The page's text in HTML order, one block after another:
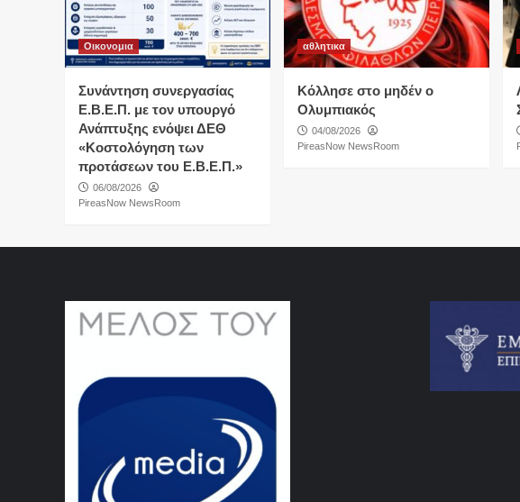
Οικονομια
Συνάντηση συνεργασίας
Ε.Β.Ε.Π. με τον υπουργό
Ανάπτυξης ενόψει ΔΕΘ
«Κοστολόγηση των
προτάσεων του Ε.Β.Ε.Π.»
06/08/2026
PireasNow NewsRoom
αθλητικα
Κόλλησε στο μηδέν ο
Ολυμπιακός
04/08/2026
PireasNow NewsRoom